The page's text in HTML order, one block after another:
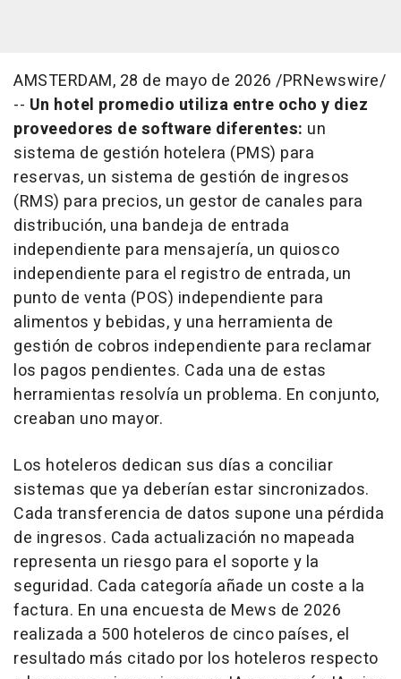
AMSTERDAM, 28 de mayo de 2026 /PRNewswire/
-- Un hotel promedio utiliza entre ocho y diez
proveedores de software diferentes: un
sistema de gestión hotelera (PMS) para
reservas, un sistema de gestión de ingresos
(RMS) para precios, un gestor de canales para
distribución, una bandeja de entrada
independiente para mensajería, un quiosco
independiente para el registro de entrada, un
punto de venta (POS) independiente para
alimentos y bebidas, y una herramienta de
gestión de cobros independiente para reclamar
los pagos pendientes. Cada una de estas
herramientas resolvía un problema. En conjunto,
creaban uno mayor.
Los hoteleros dedican sus días a conciliar
sistemas que ya deberían estar sincronizados.
Cada transferencia de datos supone una pérdida
de ingresos. Cada actualización no mapeada
representa un riesgo para el soporte y la
seguridad. Cada categoría añade un coste a la
factura. En una encuesta de Mews de 2026
realizada a 500 hoteleros de cinco países, el
resultado más citado por los hoteleros respecto